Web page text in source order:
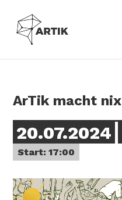
ArTik macht nix
20.07.2024
Start: 17:00
Video-